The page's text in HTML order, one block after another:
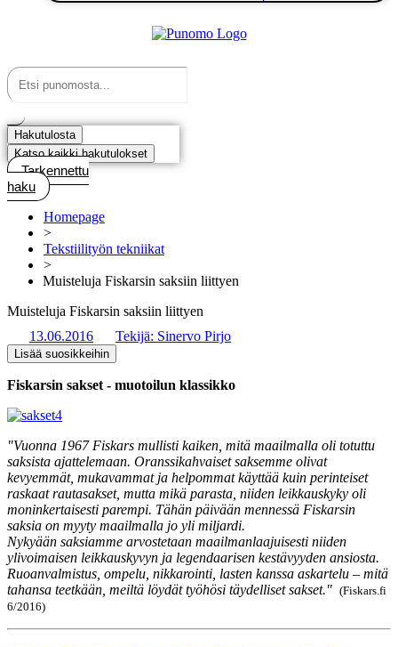
Search
...
Hakutulosta
Katso kaikki hakutulokset
Tarkennettu
haku
Homepage
>
Tekstiilityön tekniikat
>
Muisteluja Fiskarsin saksiin liittyen
Muisteluja Fiskarsin saksiin liittyen
13.06.2016
Tekijä: Sinervo Pirjo
Lisää suosikkeihin
Fiskarsin sakset - muotoilun klassikko
"Vuonna 1967 Fiskars mullisti kaiken, mitä maailmalla oli totuttu
saksista ajattelemaan. Oranssikahvaiset saksemme olivat
kevyemmät, mukavammat ja helpommat käyttää kuin perinteiset
raskaat rautasakset, mutta mikä parasta, niiden leikkauskyky oli
moninkertaisesti parempi. Tähän päivään mennessä Fiskarsin
saksia on myyty maailmalla jo yli miljardi.
Nykyään saksiamme arvostetaan maailmanlaajuisesti niiden
ylivoimaisen leikkauskyvyn ja legendaarisen kestävyyden ansiosta.
Ruoanvalmistus, ompelu, nikkarointi, lasten kanssa askartelu – mitä
tahansa teetkään, meiltä löydät työhösi täydelliset sakset." (Fiskars.fi
6/2016)